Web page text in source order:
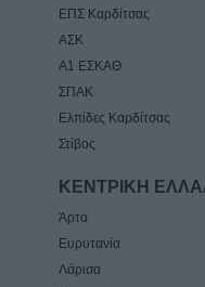
ΕΠΣ Καρδίτσας
ΑΣΚ
Α1 ΕΣΚΑΘ
ΣΠΑΚ
Ελπίδες Καρδίτσας
Στίβος
ΚΕΝΤΡΙΚΗ
Άρτα
Ευρυτανία
Λάρισα